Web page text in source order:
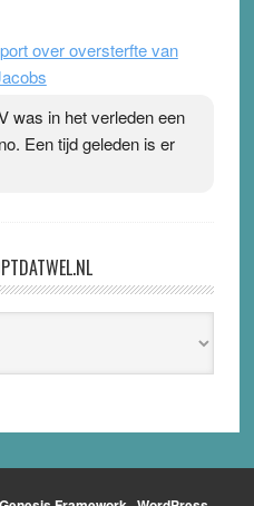
over oversterfte van
was in het verleden een
Een tijd geleden is er